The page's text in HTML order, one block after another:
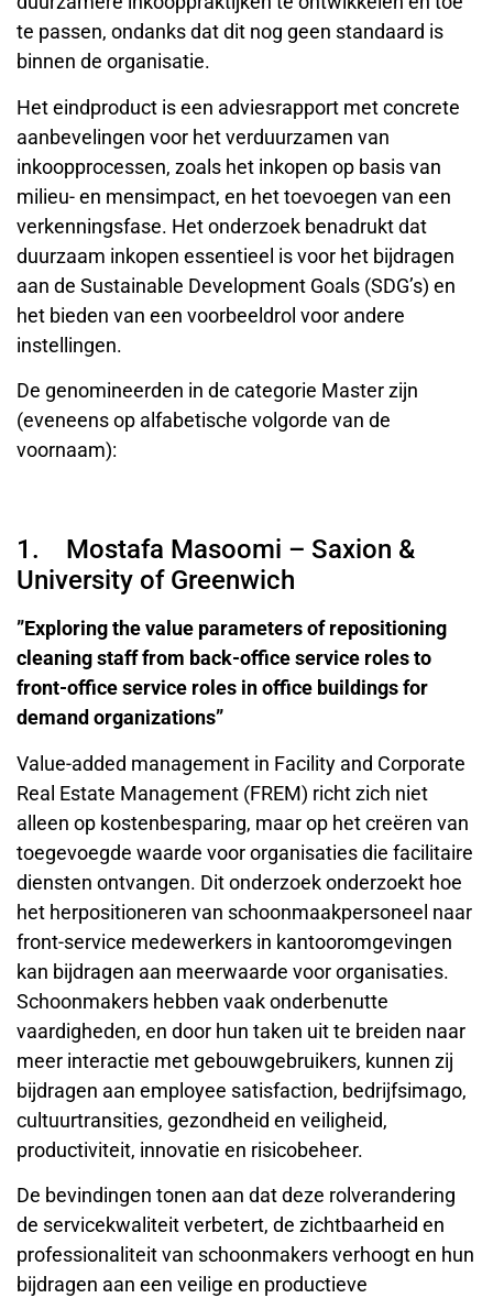
te passen, ondanks dat dit nog geen standaard is
binnen de organisatie.
Het eindproduct is een adviesrapport met concrete
aanbevelingen voor het verduurzamen van
inkoopprocessen, zoals het inkopen op basis van
milieu- en mensimpact, en het toevoegen van een
verkenningsfase. Het onderzoek benadrukt dat
duurzaam inkopen essentieel is voor het bijdragen
aan de Sustainable Development Goals (SDG’s) en
het bieden van een voorbeeldrol voor andere
instellingen.
De genomineerden in de categorie Master zijn
(eveneens op alfabetische volgorde van de
voornaam):
1. Mostafa Masoomi – Saxion &
University of Greenwich
”Exploring the value parameters of repositioning
cleaning staff from back-office service roles to
front-office service roles in office buildings for
demand organizations”
Value-added management in Facility and Corporate
Real Estate Management (FREM) richt zich niet
alleen op kostenbesparing, maar op het creëren van
toegevoegde waarde voor organisaties die facilitaire
diensten ontvangen. Dit onderzoek onderzoekt hoe
het herpositioneren van schoonmaakpersoneel naar
front-service medewerkers in kantooromgevingen
kan bijdragen aan meerwaarde voor organisaties.
Schoonmakers hebben vaak onderbenutte
vaardigheden, en door hun taken uit te breiden naar
meer interactie met gebouwgebruikers, kunnen zij
bijdragen aan employee satisfaction, bedrijfsimago,
cultuurtransities, gezondheid en veiligheid,
productiviteit, innovatie en risicobeheer.
De bevindingen tonen aan dat deze rolverandering
de servicekwaliteit verbetert, de zichtbaarheid en
professionaliteit van schoonmakers verhoogt en hun
bijdragen aan een veilige en productieve